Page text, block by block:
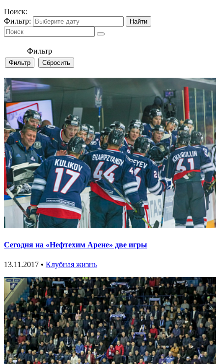
Поиск:
Фильтр:
Фильтр
Сегодня на «Нефтехим Арене» две игры
13.11.2017 • Клубная жизнь